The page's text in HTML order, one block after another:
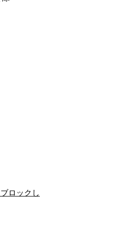
ロックし